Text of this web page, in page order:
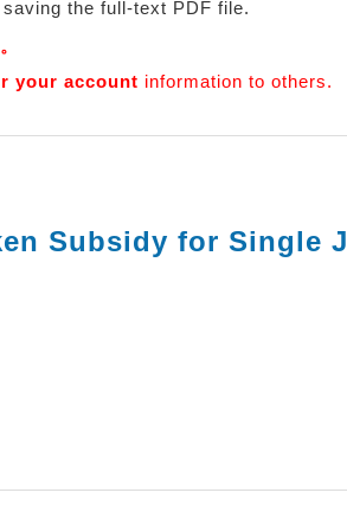
the full-text PDF file.
your account information to others.
Subsidy for Single J